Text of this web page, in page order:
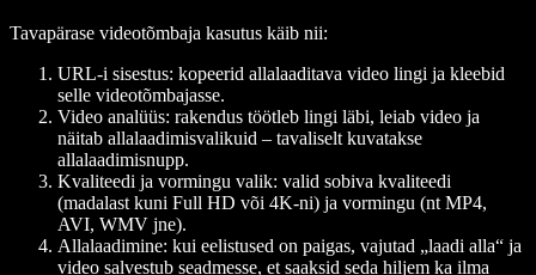
Tavapärase videotõmbaja kasutus käib nii:
URL-i sisestus: kopeerid allalaaditava video lingi ja kleebid
selle videotõmbajasse.
Video analüüs: rakendus töötleb lingi läbi, leiab video ja
näitab allalaadimisvalikuid – tavaliselt kuvatakse
allalaadimisnupp.
Kvaliteedi ja vormingu valik: valid sobiva kvaliteedi
(madalast kuni Full HD või 4K-ni) ja vormingu (nt MP4,
AVI, WMV jne).
Allalaadimine: kui eelistused on paigas, vajutad „laadi alla“ ja
video salvestub seadmesse, et saaksid seda hiljem ka ilma